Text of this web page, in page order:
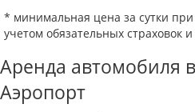
* минимальная цена за сутки
учетом обязательных страховок
Аренда автомобиля
Аэропорт